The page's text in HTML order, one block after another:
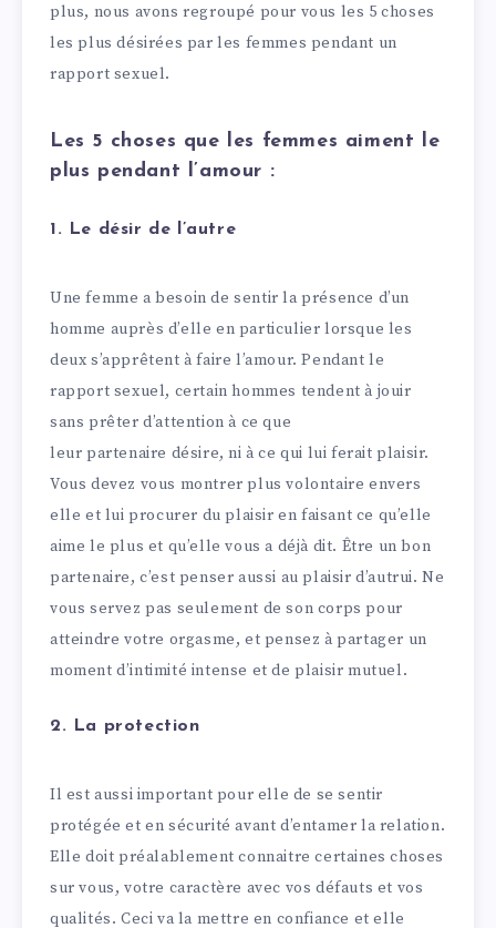
plus, nous avons regroupé pour vous les 5 choses
les plus désirées par les femmes pendant un
rapport sexuel.
Les 5 choses que les femmes aiment le
plus pendant l’amour :
1. Le désir de l’autre
Une femme a besoin de sentir la présence d’un
homme auprès d’elle en particulier lorsque les
deux s’apprêtent à faire l’amour. Pendant le
rapport sexuel, certain hommes tendent à jouir
sans prêter d’attention à ce que
leur partenaire désire, ni à ce qui lui ferait plaisir.
Vous devez vous montrer plus volontaire envers
elle et lui procurer du plaisir en faisant ce qu’elle
aime le plus et qu’elle vous a déjà dit. Être un bon
partenaire, c’est penser aussi au plaisir d’autrui. Ne
vous servez pas seulement de son corps pour
atteindre votre orgasme, et pensez à partager un
moment d’intimité intense et de plaisir mutuel.
2. La protection
Il est aussi important pour elle de se sentir
protégée et en sécurité avant d’entamer la relation.
Elle doit préalablement connaitre certaines choses
sur vous, votre caractère avec vos défauts et vos
qualités. Ceci va la mettre en confiance et elle